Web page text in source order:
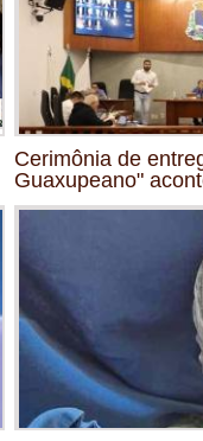
Cerimônia de
Guaxupeano"